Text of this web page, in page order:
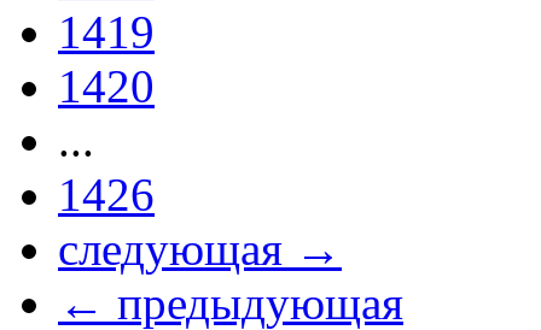
1419
1420
...
1426
следующая →
← предыдующая